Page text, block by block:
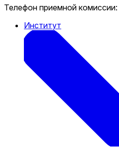
Телефон приемной комиссии:
Институт